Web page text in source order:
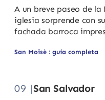
A un breve paseo de la
iglesia sorprende con
fachada barroca
San Moisè : guía completa
09 |San Salvador